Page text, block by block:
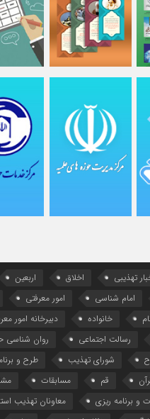
تهذیبی اخلاق
اربعین
امام شناسی امور معرفتی
خانواده
دبیرخانه امور
رسالت اجتماعی
روان شناسی
شورای تهذیب
طرح و
قم مسابقات
و برنامه ریزی
معاونان تهذیب